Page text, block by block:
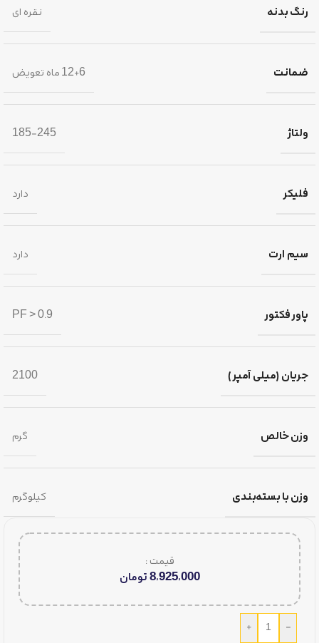
رنگ بدنه نقره ای
ضمانت 12+6 ماه تعویض
ولتاژ 185-245
فلیکر دارد
سیم ارت دارد
پاور فکتور PF > 0.9
جریان (میلی آمپر) 2100
وزن خالص گرم
وزن با بسته‌بندی کیلوگرم
قیمت :
8,925,000تومان
-
+